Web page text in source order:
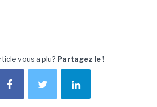
vous a plu? Partagez le !